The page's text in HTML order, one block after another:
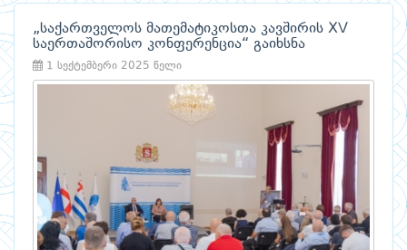
„საქართველოს მათემატიკოსთა კავშირის XV
საერთაშორისო კონფერენცია“ გაიხსნა
1 სექტემბერი 2025 წელი